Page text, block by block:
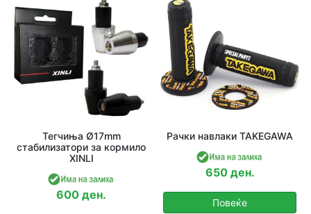
Тегчиња Ø17mm
стабилизатори за кормило
XINLI
600 ден.
Рачки навлаки TAKEGAWA
650 ден.
Повеќе